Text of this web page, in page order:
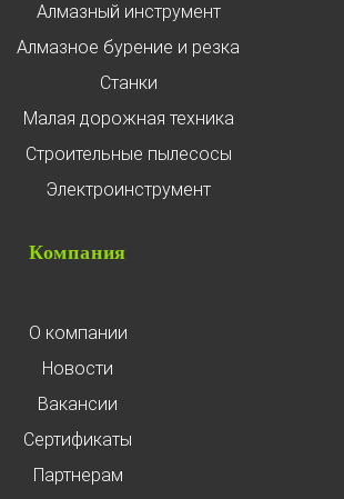
Алмазный инструмент
Алмазное бурение и резка
Станки
Малая дорожная техника
Строительные пылесосы
Электроинструмент
Компания
О компании
Новости
Вакансии
Сертификаты
Партнерам